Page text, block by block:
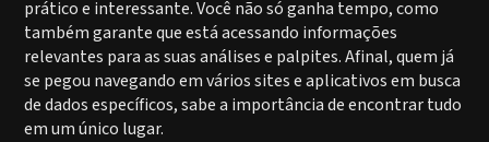
prático e interessante. Você não só ganha tempo, como
também garante que está acessando informações
relevantes para as suas análises e palpites. Afinal, quem já
se pegou navegando em vários sites e aplicativos em busca
de dados específicos, sabe a importância de encontrar tudo
em um único lugar.